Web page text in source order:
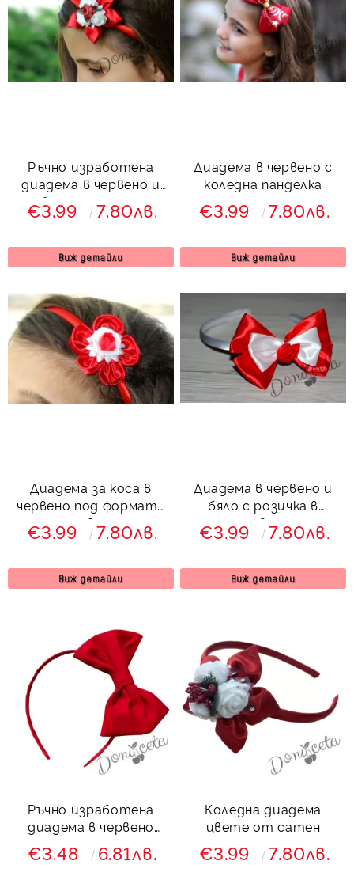
Ръчно изработена
диадема в червено и
бяло за момиче
€3.99 7.80лв.
Виж детайли
Диадема в червено с
коледна панделка
€3.99 7.80лв.
Виж детайли
Диадема за коса в
червено под формата
на цвете
€3.99 7.80лв.
Виж детайли
Диадема в червено и
бяло с розичка в
червено
€3.99 7.80лв.
Виж детайли
Ръчно изработена
диадема в червено
4332322 от колекция
Червеника
€3.48 6.81лв.
Коледна диадема
цвете от сатен
€3.99 7.80лв.